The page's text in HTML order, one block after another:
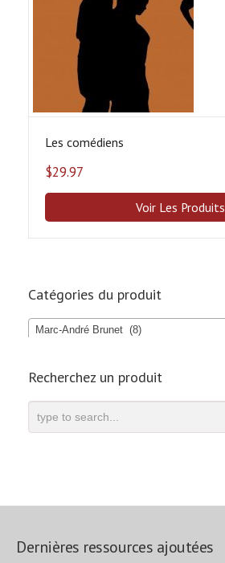
Les comédiens
$29.97
Voir Les Produits
Catégories du produit
Marc-André Brunet (8)
Recherchez un produit
Dernières ressources ajoutées